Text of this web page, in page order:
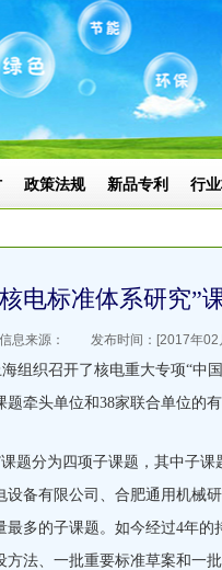
政策法规 新品专利 行
电标准体系研究”
信息来源： 发布时间：[2017年02
组织召开了核电重大专项“中
牵头单位和38家联合单位的
题分为四项子课题，其中子
备有限公司、合肥通用机械
多的子课题。如今经过4年
法、一批重要标准草案和一